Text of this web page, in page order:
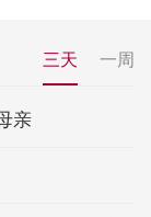
三天 一周
亲